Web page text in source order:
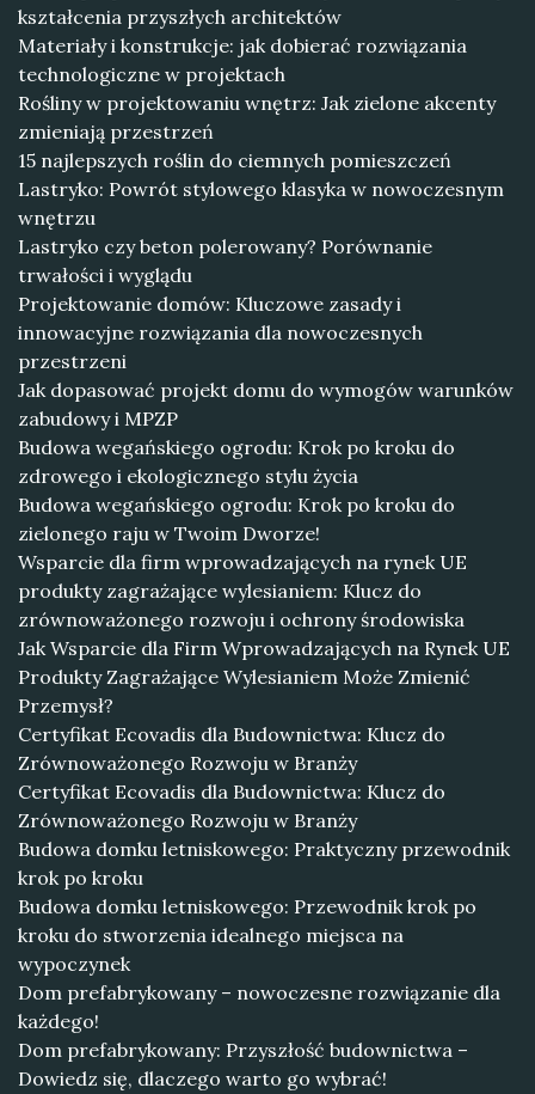
kształcenia przyszłych architektów
Materiały i konstrukcje: jak dobierać rozwiązania
technologiczne w projektach
Rośliny w projektowaniu wnętrz: Jak zielone akcenty
zmieniają przestrzeń
15 najlepszych roślin do ciemnych pomieszczeń
Lastryko: Powrót stylowego klasyka w nowoczesnym
wnętrzu
Lastryko czy beton polerowany? Porównanie
trwałości i wyglądu
Projektowanie domów: Kluczowe zasady i
innowacyjne rozwiązania dla nowoczesnych
przestrzeni
Jak dopasować projekt domu do wymogów warunków
zabudowy i MPZP
Budowa wegańskiego ogrodu: Krok po kroku do
zdrowego i ekologicznego stylu życia
Budowa wegańskiego ogrodu: Krok po kroku do
zielonego raju w Twoim Dworze!
Wsparcie dla firm wprowadzających na rynek UE
produkty zagrażające wylesianiem: Klucz do
zrównoważonego rozwoju i ochrony środowiska
Jak Wsparcie dla Firm Wprowadzających na Rynek UE
Produkty Zagrażające Wylesianiem Może Zmienić
Przemysł?
Certyfikat Ecovadis dla Budownictwa: Klucz do
Zrównoważonego Rozwoju w Branży
Certyfikat Ecovadis dla Budownictwa: Klucz do
Zrównoważonego Rozwoju w Branży
Budowa domku letniskowego: Praktyczny przewodnik
krok po kroku
Budowa domku letniskowego: Przewodnik krok po
kroku do stworzenia idealnego miejsca na
wypoczynek
Dom prefabrykowany – nowoczesne rozwiązanie dla
każdego!
Dom prefabrykowany: Przyszłość budownictwa –
Dowiedz się, dlaczego warto go wybrać!